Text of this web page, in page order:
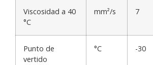
Viscosidad a 40
°C
mm²/s 7
Punto de
vertido
°C -30